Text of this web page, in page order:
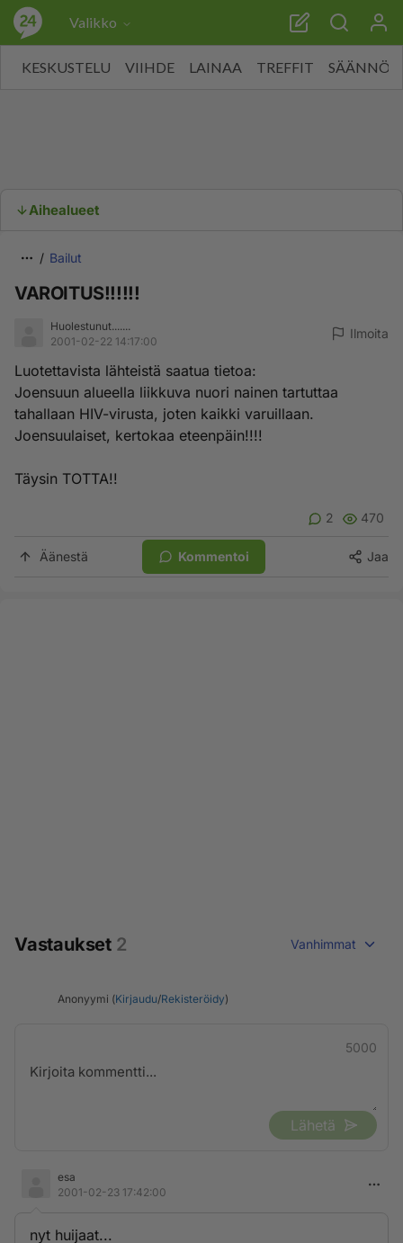
Valikko
KESKUSTELU VIIHDE LAINAA TREFFIT SÄÄNNÖT
Aihealueet
Bailut
VAROITUS!!!!!!
Huolestunut.......
2001-02-22 14:17:00
Ilmoita
Luotettavista lähteistä saatua tietoa:
Joensuun alueella liikkuva nuori nainen tartuttaa
tahallaan HIV-virusta, joten kaikki varuillaan.
Joensuulaiset, kertokaa eteenpäin!!!!
Täysin TOTTA!!
2 470
Äänestä Kommentoi Jaa
Vastaukset 2 Vanhimmat
Anonyymi (Kirjaudu/Rekisteröidy)
5000
Lähetä
esa
2001-02-23 17:42:00
nyt huijaat...